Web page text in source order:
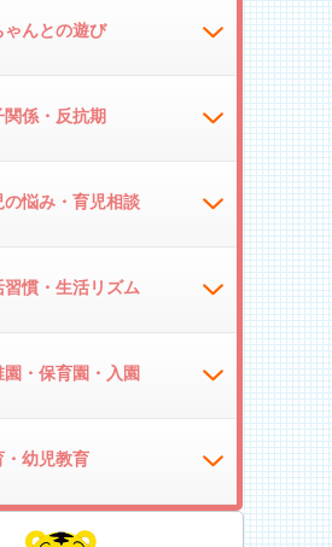
ゃんとの遊び
関係・反抗期
の悩み・育児相談
習慣・生活リズム
園・保育園・入園
・幼児教育